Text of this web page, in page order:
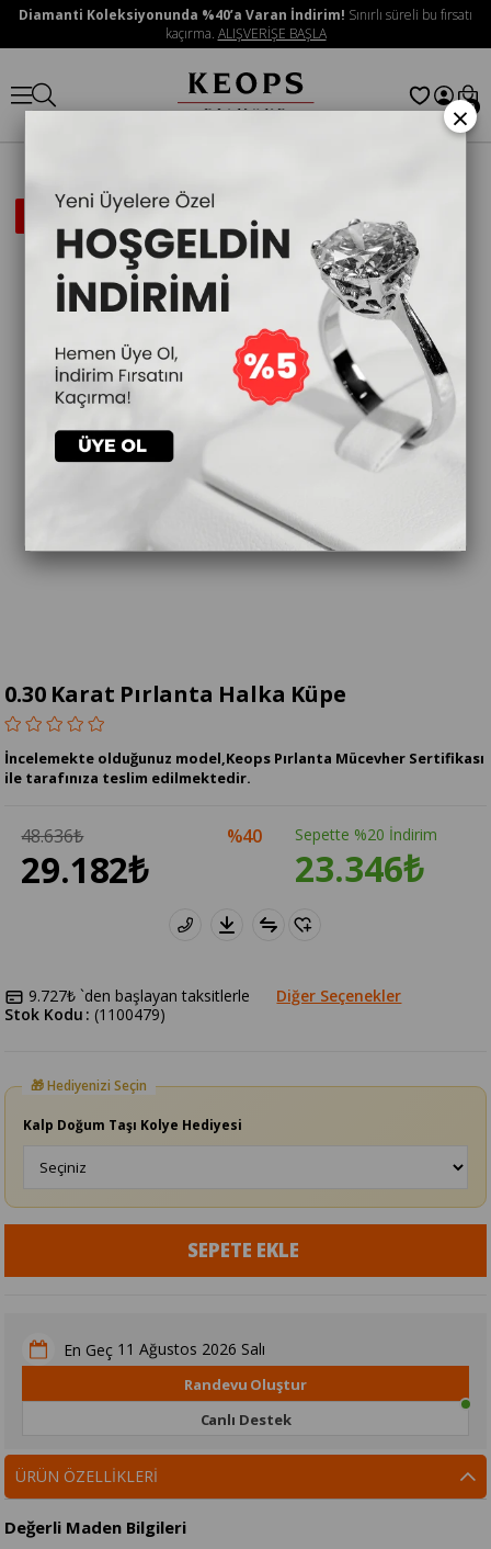
Diamanti Koleksiyonunda %40’a Varan İndirim! Sınırlı süreli bu fırsatı
kaçırma. ALIŞVERİŞE BAŞLA
0
İNDIRIMLI
0.30 Karat Pırlanta Halka Küpe
İncelemekte olduğunuz model,Keops Pırlanta Mücevher Sertifikası
ile tarafınıza teslim edilmektedir.
48.636₺
29.182₺
40 Sepette %20 İndirim
23.346₺
9.727₺ `den başlayan taksitlerle
Diğer Seçenekler
(1100479)
Stok Kodu
Kalp Doğum Taşı Kolye Hediyesi
En Geç 11 Ağustos 2026 Salı
Randevu Oluştur
Canlı Destek
ÜRÜN ÖZELLIKLERI
Değerli Maden Bilgileri
×